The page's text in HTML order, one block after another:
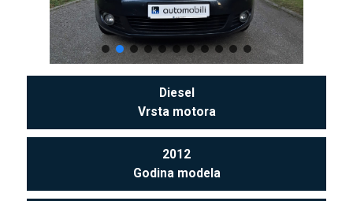
Diesel
Vrsta motora
2012
Godina modela